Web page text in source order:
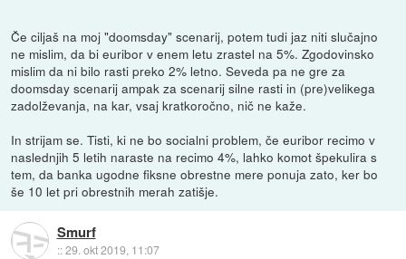
Če ciljaš na moj "doomsday" scenarij, potem tudi jaz niti slučajno
ne mislim, da bi euribor v enem letu zrastel na 5%. Zgodovinsko
mislim da ni bilo rasti preko 2% letno. Seveda pa ne gre za
doomsday scenarij ampak za scenarij silne rasti in (pre)velikega
zadolževanja, na kar, vsaj kratkoročno, nič ne kaže.
In strijam se. Tisti, ki ne bo socialni problem, če euribor recimo v
naslednjih 5 letih naraste na recimo 4%, lahko komot špekulira s
tem, da banka ugodne fiksne obrestne mere ponuja zato, ker bo
še 10 let pri obrestnih merah zatišje.
Smurf
::29. okt 2019, 11:07